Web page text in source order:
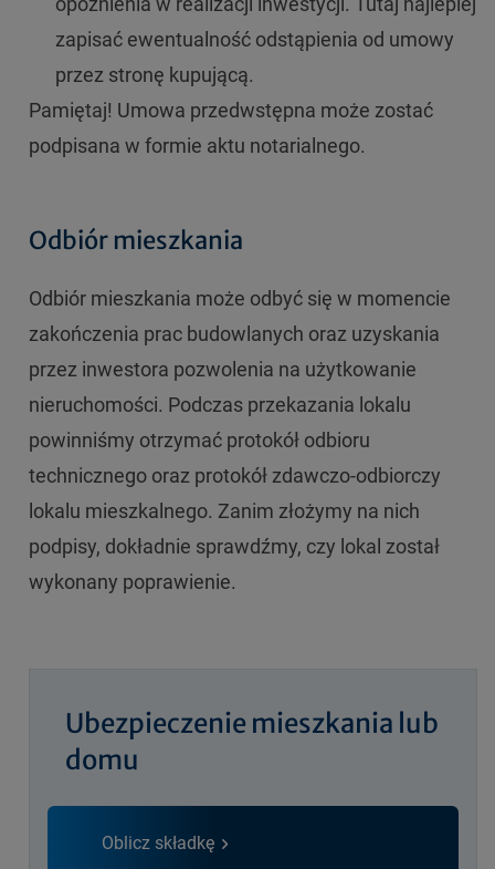
zapisać ewentualność odstąpienia od umowy
przez stronę kupującą.
Pamiętaj! Umowa przedwstępna może zostać
podpisana w formie aktu notarialnego.
Odbiór mieszkania
Odbiór mieszkania może odbyć się w momencie
zakończenia prac budowlanych oraz uzyskania
przez inwestora pozwolenia na użytkowanie
nieruchomości. Podczas przekazania lokalu
powinniśmy otrzymać protokół odbioru
technicznego oraz protokół zdawczo-odbiorczy
lokalu mieszkalnego. Zanim złożymy na nich
podpisy, dokładnie sprawdźmy, czy lokal został
wykonany poprawienie.
Ubezpieczenie mieszkania lub
domu
Oblicz składkę